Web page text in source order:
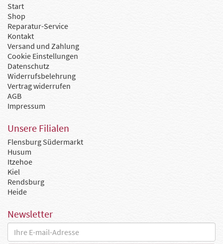
Start
Shop
Reparatur-Service
Kontakt
Versand und Zahlung
Cookie Einstellungen
Datenschutz
Widerrufsbelehrung
Vertrag widerrufen
AGB
Impressum
Unsere Filialen
Flensburg Südermarkt
Husum
Itzehoe
Kiel
Rendsburg
Heide
Newsletter